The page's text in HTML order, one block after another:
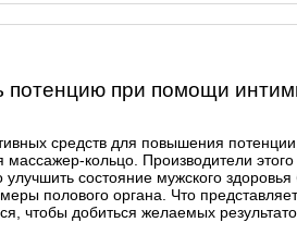
потенцию при помощи
средств для повышения
массажер-кольцо. Производители
состояние мужского здоровья
полового органа. Что
чтобы добиться желаемых